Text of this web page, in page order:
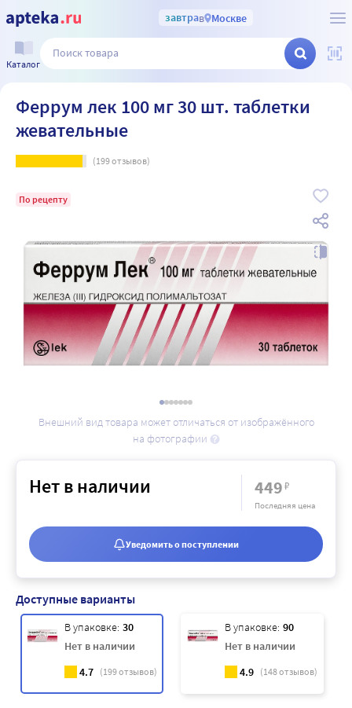
завтрав Москве
Каталог
Феррум лек 100 мг 30 шт. таблетки
жевательные
(199отзывов)
По рецепту
Внешний вид товара может отличаться от изображённого
на фотографии
Доступные варианты
В упаковке: 30
Нет в наличии
4.7 (199отзывов)
В упаковке: 90
Нет в наличии
4.9 (148отзывов)
Нет в наличии 449₽
Последняя цена
Уведомить о поступлении